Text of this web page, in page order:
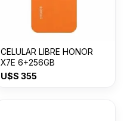
CELULAR LIBRE HONOR
X7E 6+256GB
U$S 355